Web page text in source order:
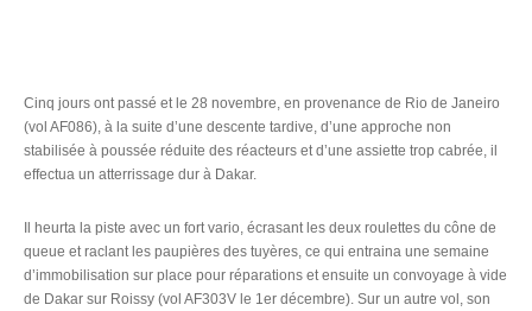
Cinq jours ont passé et le 28 novembre, en provenance de Rio de Janeiro
(vol AF086), à la suite d’une descente tardive, d’une approche non
stabilisée à poussée réduite des réacteurs et d’une assiette trop cabrée, il
effectua un atterrissage dur à Dakar.
Il heurta la piste avec un fort vario, écrasant les deux roulettes du cône de
queue et raclant les paupières des tuyères, ce qui entraina une semaine
d’immobilisation sur place pour réparations et ensuite un convoyage à vide
de Dakar sur Roissy (vol AF303V le 1er décembre). Sur un autre vol, son